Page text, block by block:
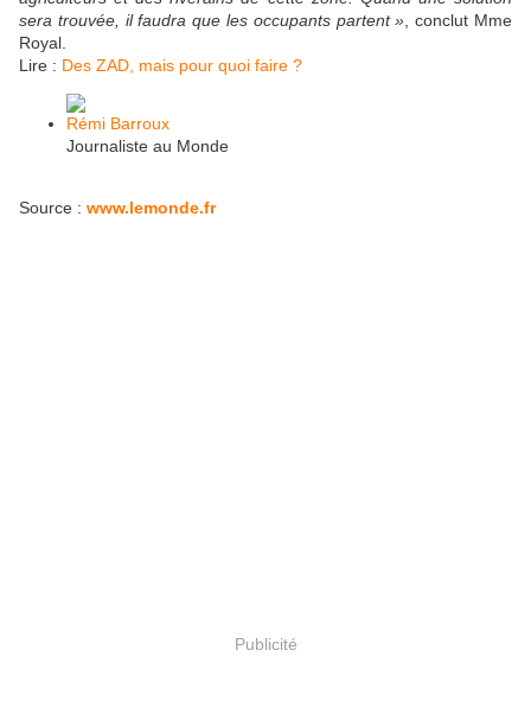
sera trouvée, il faudra que les occupants partent » , conclut Mme
Royal.
Lire : Des ZAD, mais pour quoi faire ?
Rémi Barroux
Journaliste au Monde
Source : www.lemonde.fr
Publicité